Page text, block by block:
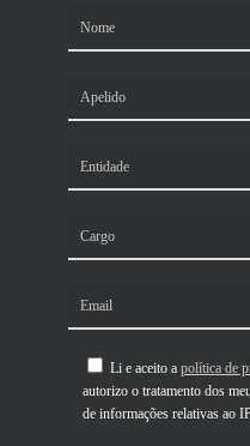
Li e aceito a política de
autorizo o tratamento dos
de informações relativas ao